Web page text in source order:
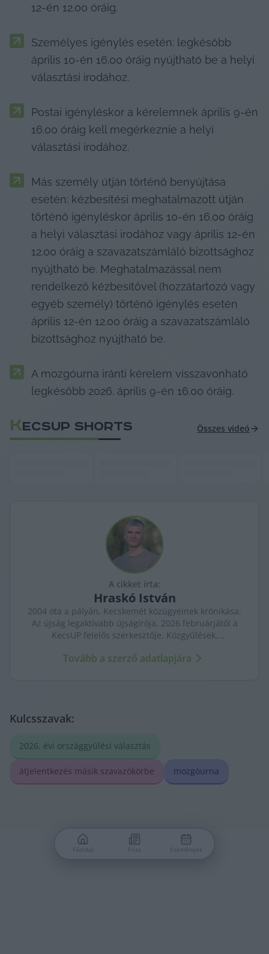
12-én 12.00 óráig.
Személyes igénylés esetén: legkésőbb
április 10-én 16.00 óráig nyújtható be a helyi
választási irodához.
Postai igényléskor a kérelemnek április 9-én
16.00 óráig kell megérkeznie a helyi
választási irodához.
Más személy útján történő benyújtása
esetén: kézbesítési meghatalmazott útján
történő igényléskor április 10-én 16.00 óráig
a helyi választási irodához vagy április 12-én
12.00 óráig a szavazatszámláló bizottsághoz
nyújtható be. Meghatalmazással nem
rendelkező kézbesítővel (hozzátartozó vagy
egyéb személy) történő igénylés esetén
április 12-én 12.00 óráig a szavazatszámláló
bizottsághoz nyújtható be.
A mozgóurna iránti kérelem visszavonható
legkésőbb 2026. április 9-én 16.00 óráig.
KECSUP SHORTS Összes videó
A cikket írta:
Hraskó István
2004 óta a pályán, Kecskemét közügyeinek krónikása.
Az újság legaktívabb újságírója, 2026 februárjától a
KecsUP felelős szerkesztője. Közgyűlések,
arca és a háttérben élők történetei egyszerre jelennek
Tovább a szerző adatlapjára
Kulcsszavak:
2026. évi országgyűlési választás
átjelentkezés másik szavazókörbe mozgóurna
Főoldal Friss Események